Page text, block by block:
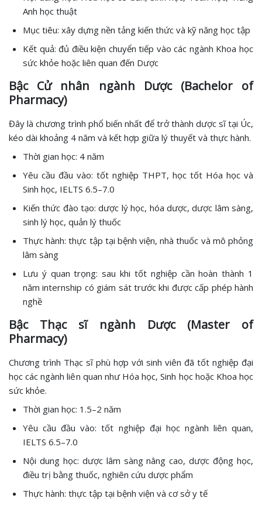
Anh học thuật
Mục tiêu: xây dựng nền tảng kiến thức và kỹ năng học tập
Kết quả: đủ điều kiện chuyển tiếp vào các ngành Khoa học
sức khỏe hoặc liên quan đến Dược
Bậc Cử nhân ngành Dược (Bachelor of
Pharmacy)
Đây là chương trình phổ biến nhất để trở thành dược sĩ tại Úc,
kéo dài khoảng 4 năm và kết hợp giữa lý thuyết và thực hành.
Thời gian học: 4 năm
Yêu cầu đầu vào: tốt nghiệp THPT, học tốt Hóa học và
Sinh học, IELTS 6.5–7.0
Kiến thức đào tạo: dược lý học, hóa dược, dược lâm sàng,
sinh lý học, quản lý thuốc
Thực hành: thực tập tại bệnh viện, nhà thuốc và mô phỏng
lâm sàng
Lưu ý quan trọng: sau khi tốt nghiệp cần hoàn thành 1
năm internship có giám sát trước khi được cấp phép hành
nghề
Bậc Thạc sĩ ngành Dược (Master of
Pharmacy)
Chương trình Thạc sĩ phù hợp với sinh viên đã tốt nghiệp đại
học các ngành liên quan như Hóa học, Sinh học hoặc Khoa học
sức khỏe.
Thời gian học: 1.5–2 năm
Yêu cầu đầu vào: tốt nghiệp đại học ngành liên quan,
IELTS 6.5–7.0
Nội dung học: dược lâm sàng nâng cao, dược động học,
điều trị bằng thuốc, nghiên cứu dược phẩm
Thực hành: thực tập tại bệnh viện và cơ sở y tế